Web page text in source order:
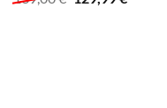
Preis